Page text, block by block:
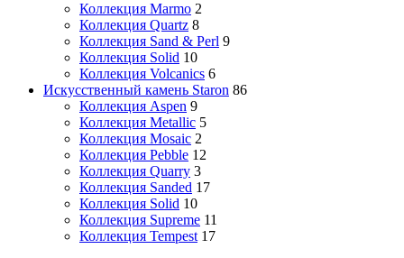
Коллекция Marmo 2
Коллекция Quartz 8
Коллекция Sand & Perl 9
Коллекция Solid 10
Коллекция Volcanics 6
Искусственный камень Staron 86
Коллекция Aspen 9
Коллекция Metallic 5
Коллекция Mosaic 2
Коллекция Pebble 12
Коллекция Quarry 3
Коллекция Sanded 17
Коллекция Solid 10
Коллекция Supreme 11
Коллекция Tempest 17